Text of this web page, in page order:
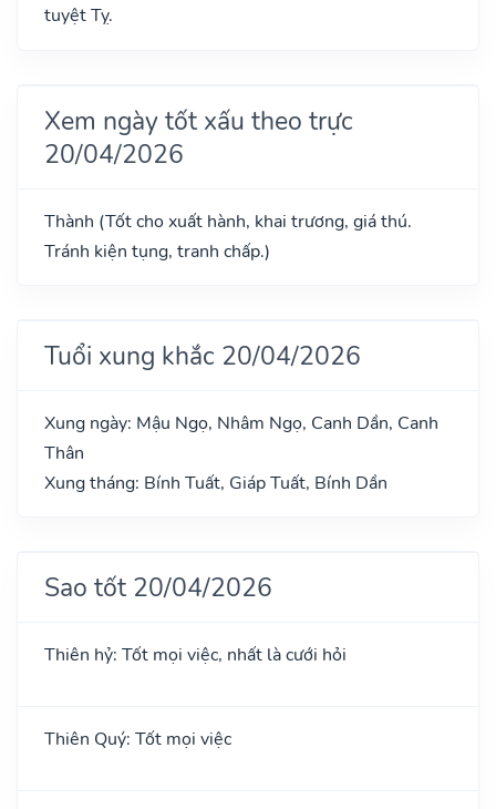
tuyệt Tỵ.
Xem ngày tốt xấu theo trực
20/04/2026
Thành (Tốt cho xuất hành, khai trương, giá thú.
Tránh kiện tụng, tranh chấp.)
Tuổi xung khắc 20/04/2026
Xung ngày: Mậu Ngọ, Nhâm Ngọ, Canh Dần, Canh
Thân
Xung tháng: Bính Tuất, Giáp Tuất, Bính Dần
Sao tốt 20/04/2026
Thiên hỷ: Tốt mọi việc, nhất là cưới hỏi
Thiên Quý: Tốt mọi việc